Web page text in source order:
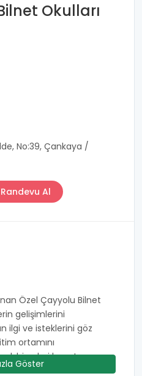
Okulları
No:39, Çankaya /
Randevu Al
Özel Çayyolu Bilnet
gelişimlerini
ilgi ve isteklerini göz
ortamını
bireyleri hayata
sıklıkla söz ettiren
Göster